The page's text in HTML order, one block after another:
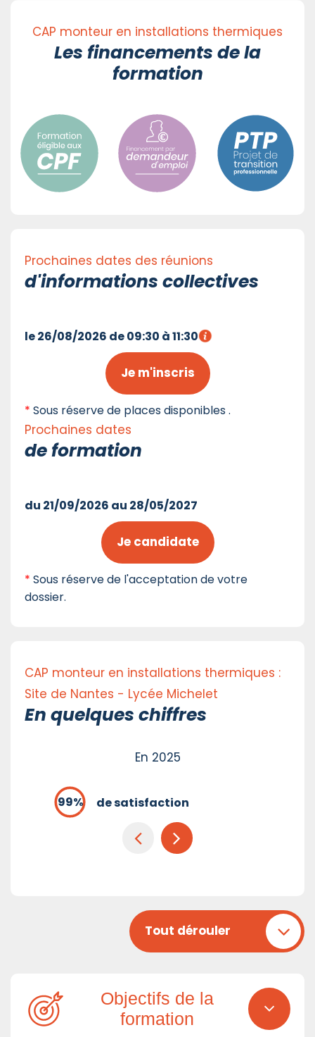
CAP monteur en installations thermiques
Les financements de la
formation
Prochaines dates des réunions
d'informations collectives
le 26/08/2026 de 09:30 à 11:30
Je m'inscris
* Sous réserve de places disponibles .
Prochaines dates
de formation
du 21/09/2026 au 28/05/2027
Je candidate
* Sous réserve de l'acceptation de votre
dossier.
CAP monteur en installations thermiques :
Site de Nantes - Lycée Michelet
En quelques chiffres
En 2025
de satisfaction
Tout dérouler
Objectifs de la
formation